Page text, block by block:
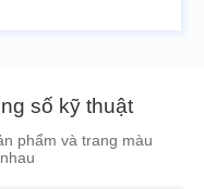
số kỹ thuật
phẩm và trang màu